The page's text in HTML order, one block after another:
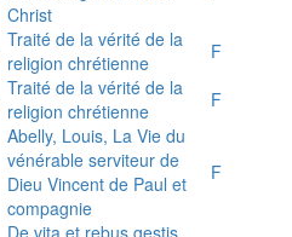
Christ
Traité de la vérité de la
religion chrétienne
F
Traité de la vérité de la
religion chrétienne
F
Abelly, Louis, La Vie du
vénérable serviteur de
Dieu Vincent de Paul et
compagnie
F
De vita et rebus gestis